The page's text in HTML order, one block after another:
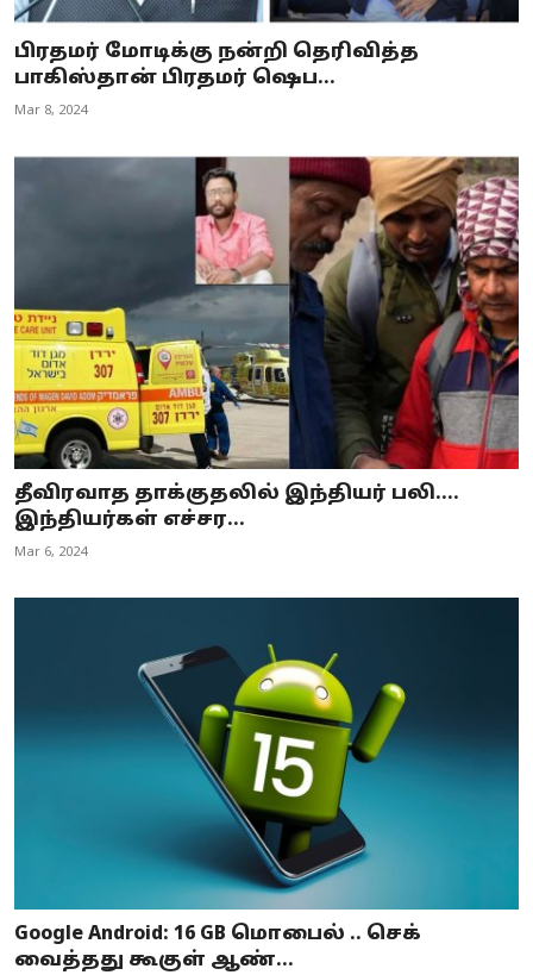
பிரதமர் மோடிக்கு நன்றி தெரிவித்த
பாகிஸ்தான் பிரதமர் ஷெப...
Mar 8, 2024
தீவிரவாத தாக்குதலில் இந்தியர் பலி....
இந்தியர்கள் எச்சர...
Mar 6, 2024
Google Android: 16 GB மொபைல் .. செக்
வைத்தது கூகுள் ஆண்...